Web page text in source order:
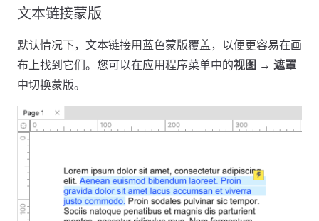
文本链接蒙版
默认情况下，文本链接用蓝色蒙版覆盖，以便更容易在画
布上找到它们。您可以在应用程序菜单中的视图 → 遮罩
中切换蒙版。